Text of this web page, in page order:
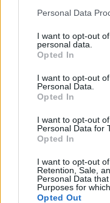
Personal Data
I want to opt-out
personal data.
Opted In
I want to opt-out
Personal Data.
Opted In
I want to opt-out
Personal Data for
Opted In
I want to opt-out
Retention, Sale,
Personal Data
Purposes for
Opted Out
Ivana
Rožmitálsko